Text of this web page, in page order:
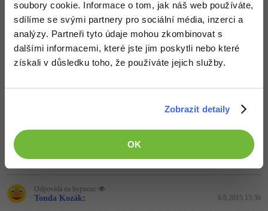
soubory cookie. Informace o tom, jak náš web používáte,
sdílíme se svými partnery pro sociální média, inzerci a
analýzy. Partneři tyto údaje mohou zkombinovat s
dalšími informacemi, které jste jim poskytli nebo které
získali v důsledku toho, že používáte jejich služby.
Zobrazit detaily
OK
Odpovídá na Michal Šmahel
hypnozc: 5.6.2015 22:28
To je jen překlep... nejede to ani s uzavřeným tagem
5.6.2015 22:29
Nahoru Odpovědět
Odpovídá na hypnozc
Tonda Kozák: 6.6.2015 15:36